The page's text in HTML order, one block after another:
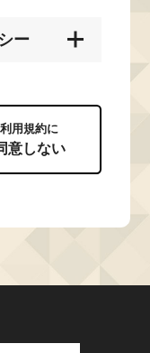
ー
利用規約に
意しない